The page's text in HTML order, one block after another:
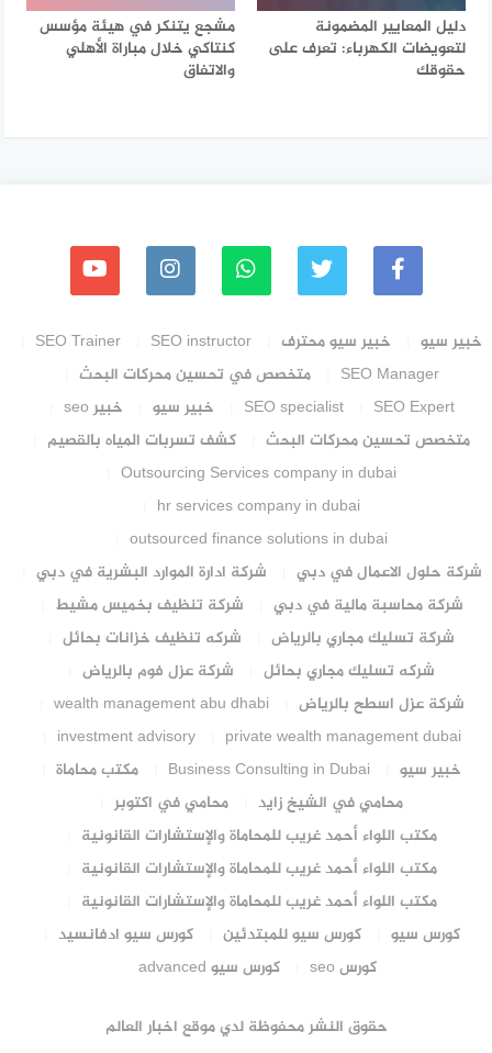
دليل المعايير المضمونة
لتعويضات الكهرباء: تعرف على
حقوقك
مشجع يتنكر في هيئة مؤسس
كنتاكي خلال مباراة الأهلي
والاتفاق
خبير سيو خبير سيو محترف SEO instructor
SEO Trainer
SEO Manager
متخصص في تحسين محركات البحث
SEO Expert
SEO specialist خبير سيو
خبير seo
متخصص تحسين محركات البحث
كشف تسربات المياه بالقصيم
Outsourcing Services company in dubai
hr services company in dubai
outsourced finance solutions in dubai
شركة حلول الاعمال في دبي
شركة ادارة الموارد البشرية في دبي
شركة محاسبة مالية في دبي
شركة تنظيف بخميس مشيط
شركة تسليك مجاري بالرياض
شركه تنظيف خزانات بحائل
شركه تسليك مجاري بحائل
شركة عزل فوم بالرياض
شركة عزل اسطح بالرياض
wealth management abu dhabi
private wealth management dubai
investment advisory
خبير سيو
Business Consulting in Dubai
مكتب محاماة
محامي في الشيخ زايد
محامي في اكتوبر
مكتب اللواء أحمد غريب للمحاماة والإستشارات القانونية
مكتب اللواء أحمد غريب للمحاماة والإستشارات القانونية
مكتب اللواء أحمد غريب للمحاماة والإستشارات القانونية
كورس سيو
كورس سيو للمبتدئين
كورس سيو ادفانسيد
كورس seo
كورس سيو advanced
حقوق النشر محفوظة لدي موقع اخبار العالم